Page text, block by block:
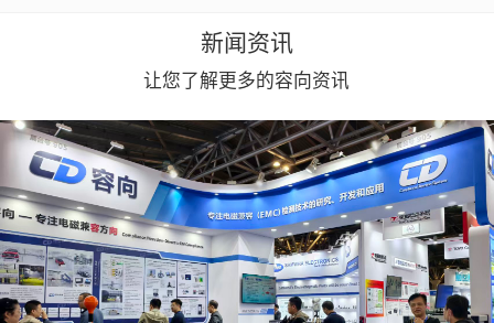
新闻资讯
让您了解更多的容向资讯